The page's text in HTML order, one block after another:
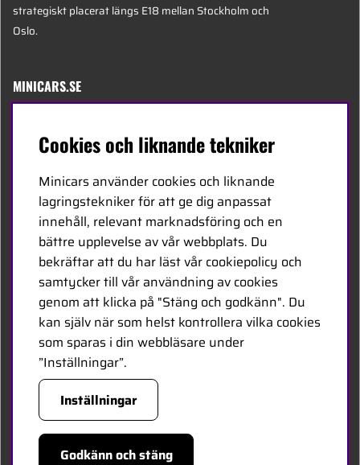
strategiskt placerat längs E18 mellan Stockholm och
Oslo.
MINICARS.SE
Bli återförsäljare
Bli leverantör
Jobba hos oss
FÖLJ OSS
Facebook
HANDLA TRYGGT
Cookies och liknande tekniker
Minicars använder cookies och liknande
lagringstekniker för att ge dig anpassat
innehåll, relevant marknadsföring och en
bättre upplevelse av vår webbplats. Du
bekräftar att du har läst vår cookiepolicy och
samtycker till vår användning av cookies
genom att klicka på "Stäng och godkänn". Du
kan själv när som helst kontrollera vilka cookies
som sparas i din webbläsare under
”Inställningar”.
Inställningar
Godkänn och stäng